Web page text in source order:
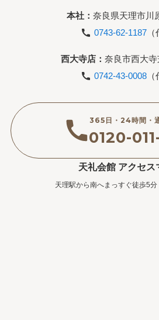
本社：奈良県天理市川
0743-62-1187（
西大寺店： 奈良市西大
0742-43-0008（
365日・24時間・
0120-
天礼会館 アクセス
天理駅から南へまっすぐ徒歩5